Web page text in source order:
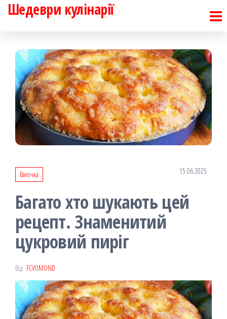
Перейти
Шедеври кулінарії
Випічка 15.06.2025
Багато хто шукають цей
рецепт. Знаменитий
цукровий пиріг
Від FCVOMOND